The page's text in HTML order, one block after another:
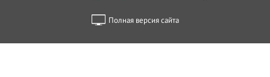
Полная версия сайта